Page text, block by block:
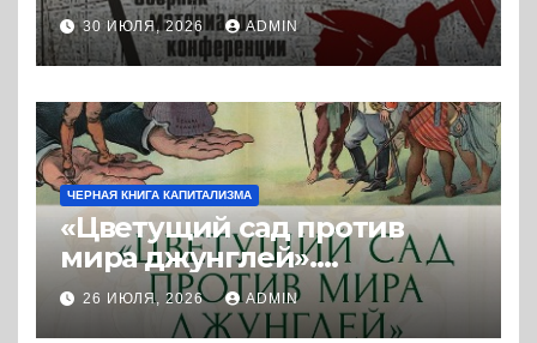
историографии
сегодняшнего дня (2024) *
Книга
30 ИЮЛЯ, 2026 ADMIN
ЧЕРНАЯ КНИГА КАПИТАЛИЗМА
«Цветущий сад против
мира джунглей».
Колониальная и
постколониальная
26 ИЮЛЯ, 2026 ADMIN